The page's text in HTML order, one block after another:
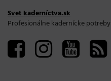
Svet kaderníctva.sk
Profesionálne kadernícke potreby